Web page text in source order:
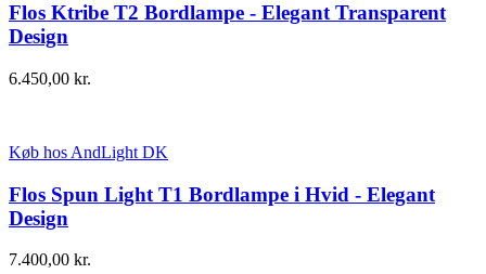
Flos Ktribe T2 Bordlampe - Elegant Transparent
Design
6.450,00 kr.
Køb hos AndLight DK
Flos Spun Light T1 Bordlampe i Hvid - Elegant
Design
7.400,00 kr.